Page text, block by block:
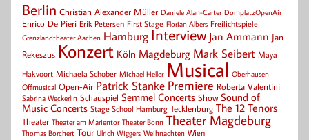
Berlin Christian Alexander Müller Daniele Alan-Carter DomplatzOpenAir
Enrico De Pieri Erik Petersen First Stage Florian Albers Freilichtspiele
Grenzlandtheater Aachen Hamburg Interview Jan Ammann Jan
Rekeszus Konzert Köln Magdeburg Mark Seibert Maya
Hakvoort Michaela Schober Michael Heller Musical Oberhausen
Offmusical Open-Air Patrick Stanke Premiere Roberta Valentini
Sabrina Weckerlin Schauspiel Semmel Concerts Show Sound of
Music Concerts Stage School Hamburg Tecklenburg The 12 Tenors
Theater Theater am Marientor Theater Bonn Theater Magdeburg
Thomas Borchert Tour Ulrich Wiggers Weihnachten Wien